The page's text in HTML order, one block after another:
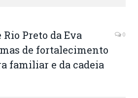
Preto da Eva
de fortalecimento
familiar e da cadeia
0